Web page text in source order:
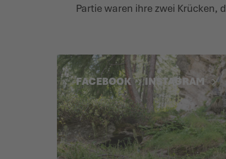
Partie waren ihre zwei Krücken,
FACEBOOK INSTAGRAM